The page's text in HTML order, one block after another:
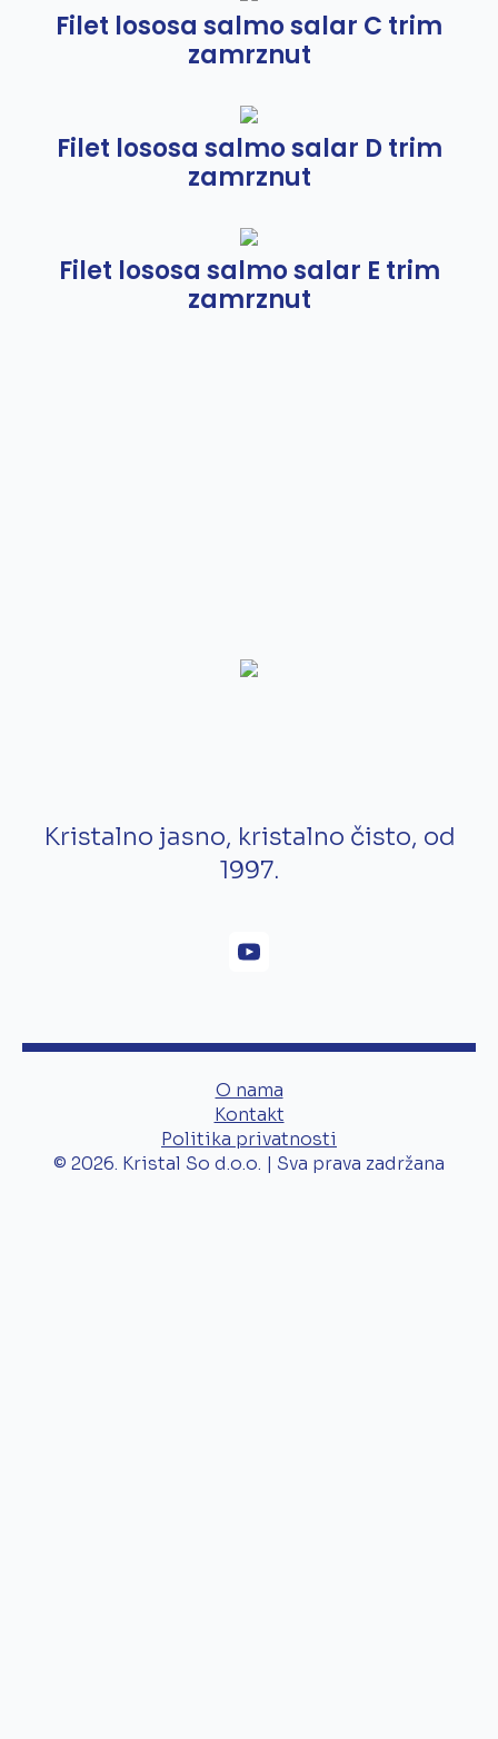
Filet lososa salmo salar C trim
zamrznut
Filet lososa salmo salar D trim
zamrznut
Filet lososa salmo salar E trim
zamrznut
Kristalno jasno, kristalno čisto, od
1997.
O nama
Kontakt
Politika privatnosti
© 2026. Kristal So d.o.o. | Sva prava zadržana